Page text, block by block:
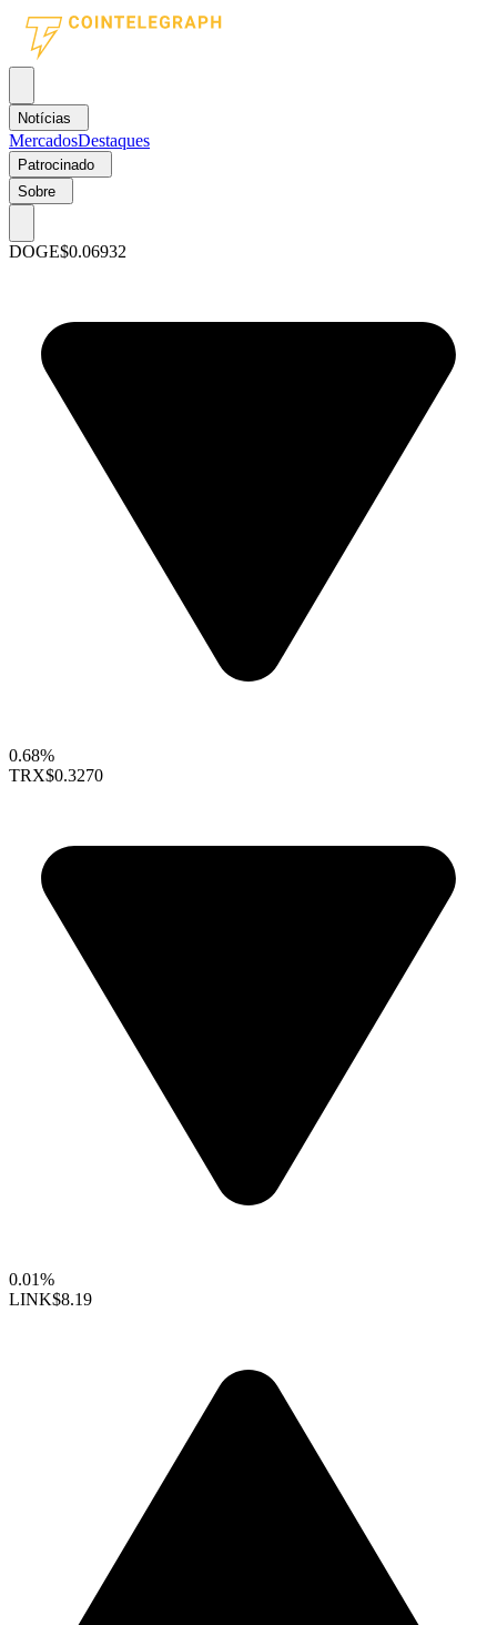
Notícias
MercadosDestaques
Patrocinado
Sobre
DOGE$0.06932
0.68%
TRX$0.3270
0.01%
LINK$8.19